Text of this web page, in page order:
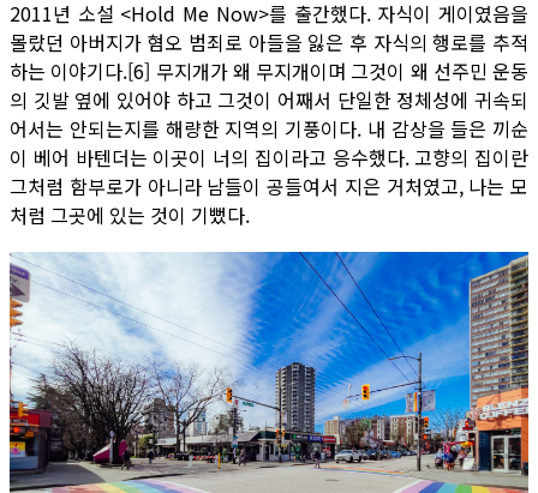
2011년 소설 <Hold Me Now>를 출간했다. 자식이 게이였음을
몰랐던 아버지가 혐오 범죄로 아들을 잃은 후 자식의 행로를 추적
하는 이야기다.[6] 무지개가 왜 무지개이며 그것이 왜 선주민 운동
의 깃발 옆에 있어야 하고 그것이 어째서 단일한 정체성에 귀속되
어서는 안되는지를 해량한 지역의 기풍이다. 내 감상을 들은 끼순
이 베어 바텐더는 이곳이 너의 집이라고 응수했다. 고향의 집이란
그처럼 함부로가 아니라 남들이 공들여서 지은 거처였고, 나는 모
처럼 그곳에 있는 것이 기뻤다.